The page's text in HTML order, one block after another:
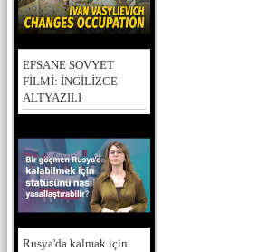
EFSANE SOVYET
FİLMİ: İNGİLİZCE
ALTYAZILI
Rusya'da kalmak için